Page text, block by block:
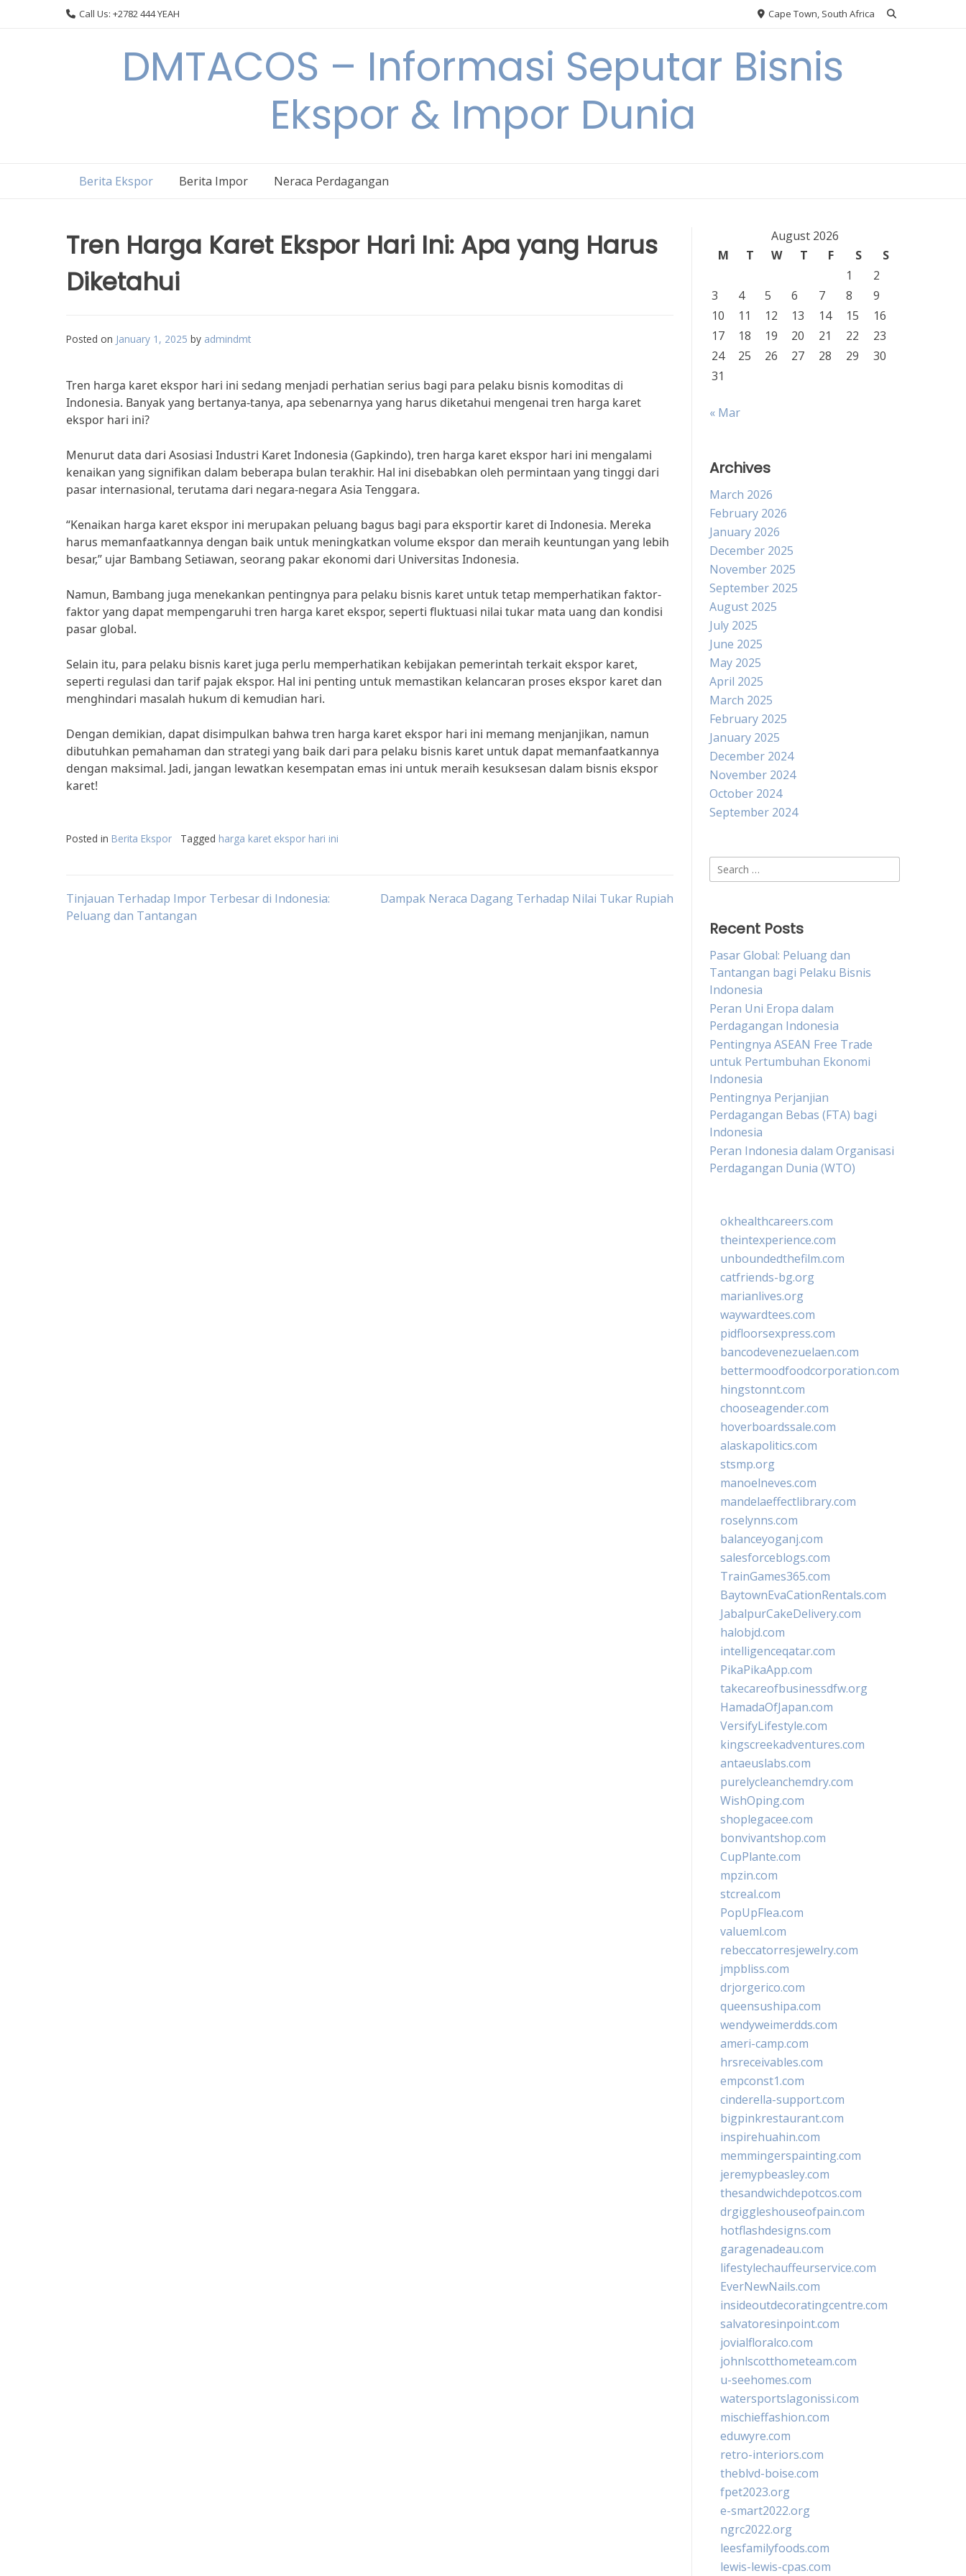
Call Us: +2782 444 YEAH Cape Town, South Africa
DMTACOS – Informasi Seputar Bisnis
Ekspor & Impor Dunia
Berita Ekspor Berita Impor Neraca Perdagangan
Tren Harga Karet Ekspor Hari Ini: Apa yang Harus
Diketahui
Posted on January 1, 2025 by admindmt
Tren harga karet ekspor hari ini sedang menjadi perhatian serius bagi para pelaku bisnis komoditas di
Indonesia. Banyak yang bertanya-tanya, apa sebenarnya yang harus diketahui mengenai tren harga karet
ekspor hari ini?
Menurut data dari Asosiasi Industri Karet Indonesia (Gapkindo), tren harga karet ekspor hari ini mengalami
kenaikan yang signifikan dalam beberapa bulan terakhir. Hal ini disebabkan oleh permintaan yang tinggi dari
pasar internasional, terutama dari negara-negara Asia Tenggara.
“Kenaikan harga karet ekspor ini merupakan peluang bagus bagi para eksportir karet di Indonesia. Mereka
harus memanfaatkannya dengan baik untuk meningkatkan volume ekspor dan meraih keuntungan yang lebih
besar,” ujar Bambang Setiawan, seorang pakar ekonomi dari Universitas Indonesia.
Namun, Bambang juga menekankan pentingnya para pelaku bisnis karet untuk tetap memperhatikan faktor-
faktor yang dapat mempengaruhi tren harga karet ekspor, seperti fluktuasi nilai tukar mata uang dan kondisi
pasar global.
Selain itu, para pelaku bisnis karet juga perlu memperhatikan kebijakan pemerintah terkait ekspor karet,
seperti regulasi dan tarif pajak ekspor. Hal ini penting untuk memastikan kelancaran proses ekspor karet dan
menghindari masalah hukum di kemudian hari.
Dengan demikian, dapat disimpulkan bahwa tren harga karet ekspor hari ini memang menjanjikan, namun
dibutuhkan pemahaman dan strategi yang baik dari para pelaku bisnis karet untuk dapat memanfaatkannya
dengan maksimal. Jadi, jangan lewatkan kesempatan emas ini untuk meraih kesuksesan dalam bisnis ekspor
karet!
Posted in Berita Ekspor Tagged harga karet ekspor hari ini
Post
Tinjauan Terhadap Impor Terbesar di Indonesia:
Peluang dan Tantangan
Dampak Neraca Dagang Terhadap Nilai Tukar Rupiah
August 2026
M
T W T F S
S
1
2
3
4 5 6 7 8
9
10
11 12 13 14 15
16
17
18 19 20 21 22
23
24
25 26 27 28 29
30
31
« Mar
Archives
March 2026
February 2026
January 2026
December 2025
November 2025
September 2025
August 2025
July 2025
June 2025
May 2025
April 2025
March 2025
February 2025
January 2025
December 2024
November 2024
October 2024
September 2024
Search
for:
Recent Posts
Pasar Global: Peluang dan
Tantangan bagi Pelaku Bisnis
Indonesia
Peran Uni Eropa dalam
Perdagangan Indonesia
Pentingnya ASEAN Free Trade
untuk Pertumbuhan Ekonomi
Indonesia
Pentingnya Perjanjian
Perdagangan Bebas (FTA) bagi
Indonesia
Peran Indonesia dalam Organisasi
Perdagangan Dunia (WTO)
okhealthcareers.com
theintexperience.com
unboundedthefilm.com
catfriends-bg.org
marianlives.org
waywardtees.com
pidfloorsexpress.com
bancodevenezuelaen.com
bettermoodfoodcorporation.com
hingstonnt.com
chooseagender.com
hoverboardssale.com
alaskapolitics.com
stsmp.org
manoelneves.com
mandelaeffectlibrary.com
roselynns.com
balanceyoganj.com
salesforceblogs.com
TrainGames365.com
BaytownEvaCationRentals.com
JabalpurCakeDelivery.com
halobjd.com
intelligenceqatar.com
PikaPikaApp.com
takecareofbusinessdfw.org
HamadaOfJapan.com
VersifyLifestyle.com
kingscreekadventures.com
antaeuslabs.com
purelycleanchemdry.com
WishOping.com
shoplegacee.com
bonvivantshop.com
CupPlante.com
mpzin.com
stcreal.com
PopUpFlea.com
valueml.com
rebeccatorresjewelry.com
jmpbliss.com
drjorgerico.com
queensushipa.com
wendyweimerdds.com
ameri-camp.com
hrsreceivables.com
empconst1.com
cinderella-support.com
bigpinkrestaurant.com
inspirehuahin.com
memmingerspainting.com
jeremypbeasley.com
thesandwichdepotcos.com
drgiggleshouseofpain.com
hotflashdesigns.com
garagenadeau.com
lifestylechauffeurservice.com
EverNewNails.com
insideoutdecoratingcentre.com
salvatoresinpoint.com
jovialfloralco.com
johnlscotthometeam.com
u-seehomes.com
watersportslagonissi.com
mischieffashion.com
eduwyre.com
retro-interiors.com
theblvd-boise.com
fpet2023.org
e-smart2022.org
ngrc2022.org
leesfamilyfoods.com
lewis-lewis-cpas.com